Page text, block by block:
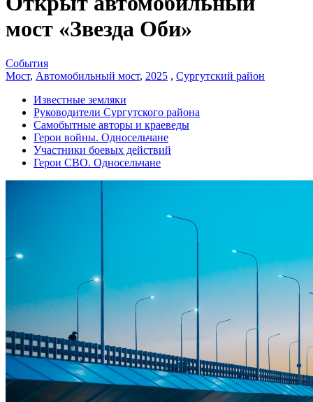
мост «Звезда Оби»
События
Мост, Автомобильный мост, 2025 , Сургутский район
Известные земляки
Руководители Сургутского района
Самобытные авторы и краеведы
Герои войны. Односельчане
Участники боевых действий
Герои СВО. Односельчане